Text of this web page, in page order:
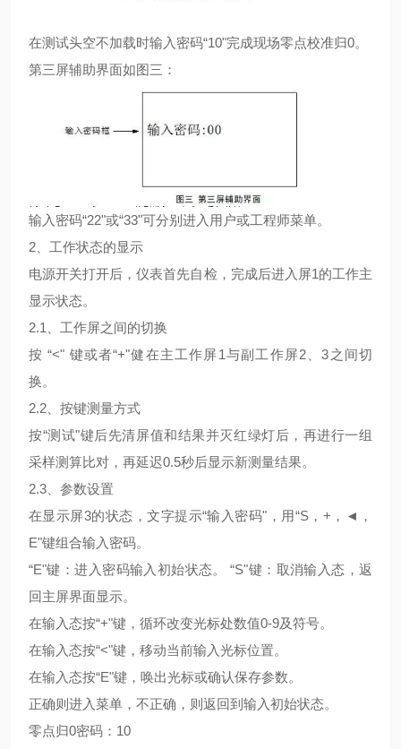
在测试头空不加载时输入密码“10"完成现场零点校准归0。
第三屏辅助界面如图三：
输入密码“22"或“33"可分别进入用户或工程师菜单。
2、工作状态的显示
电源开关打开后，仪表首先自检，完成后进入屏1的工作主
显示状态。
2.1、工作屏之间的切换
按 “<" 键或者“+"健在主工作屏1与副工作屏2、3之间切
换。
2.2、按键测量方式
按“测试"键后先清屏值和结果并灭红绿灯后，再进行一组
采样测算比对，再延迟0.5秒后显示新测量结果。
2.3、参数设置
在显示屏3的状态，文字提示“输入密码"，用“S，+，◄，
E"键组合输入密码。
“E"键：进入密码输入初始状态。 “S"键：取消输入态，返
回主屏界面显示。
在输入态按“+"键，循环改变光标处数值0-9及符号。
在输入态按“<"键，移动当前输入光标位置。
在输入态按“E"键，唤出光标或确认保存参数。
正确则进入菜单，不正确，则返回到输入初始状态。
零点归0密码：10